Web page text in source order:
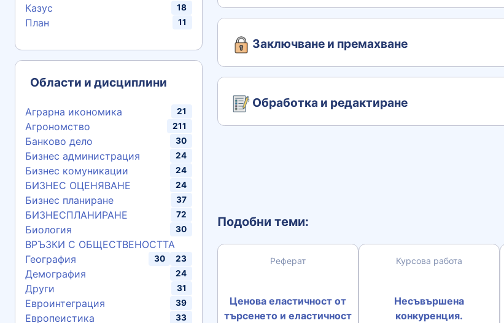
Казус 18
План 11
Области и дисциплини
Аграрна икономика 21
Агрономство 211
Банково дело 30
Бизнес администрация 24
Бизнес комуникации 24
БИЗНЕС ОЦЕНЯВАНЕ 24
Бизнес планиране 37
БИЗНЕСПЛАНИРАНЕ 72
Биология 30
ВРЪЗКИ С ОБЩЕСТВЕНОСТТА
23
География 30
Демография 24
Други 31
Евроинтеграция 39
Европеистика 33
Заключване и премахване
Обработка и редактиране
Подобни теми:
Реферат
Ценова еластичност от
търсенето и еластичност
Курсова работа
Несъвършена
конкуренция.